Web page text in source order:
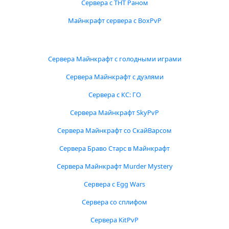
Сервера с ТНТ Раном
Майнкрафт сервера с BoxPvP
Сервера Майнкрафт с голодными играми
Сервера Майнкрафт с дуэлями
Сервера с КС: ГО
Сервера Майнкрафт SkyPvP
Сервера Майнкрафт со СкайВарсом
Сервера Браво Старс в Майнкрафт
Сервера Майнкрафт Murder Mystery
Сервера с Egg Wars
Сервера со сплифом
Сервера KitPvP